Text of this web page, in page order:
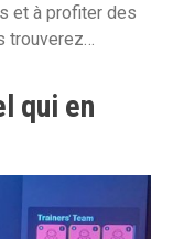
et à profiter des
qui en